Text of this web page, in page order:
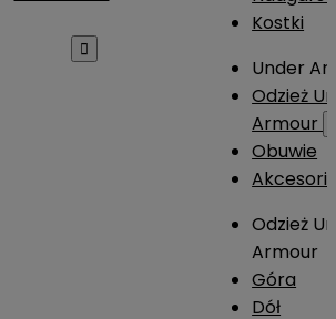

Kostki
Under
Odzież
Armour
Obuwie
Odzież
Armour
Góra
Dół